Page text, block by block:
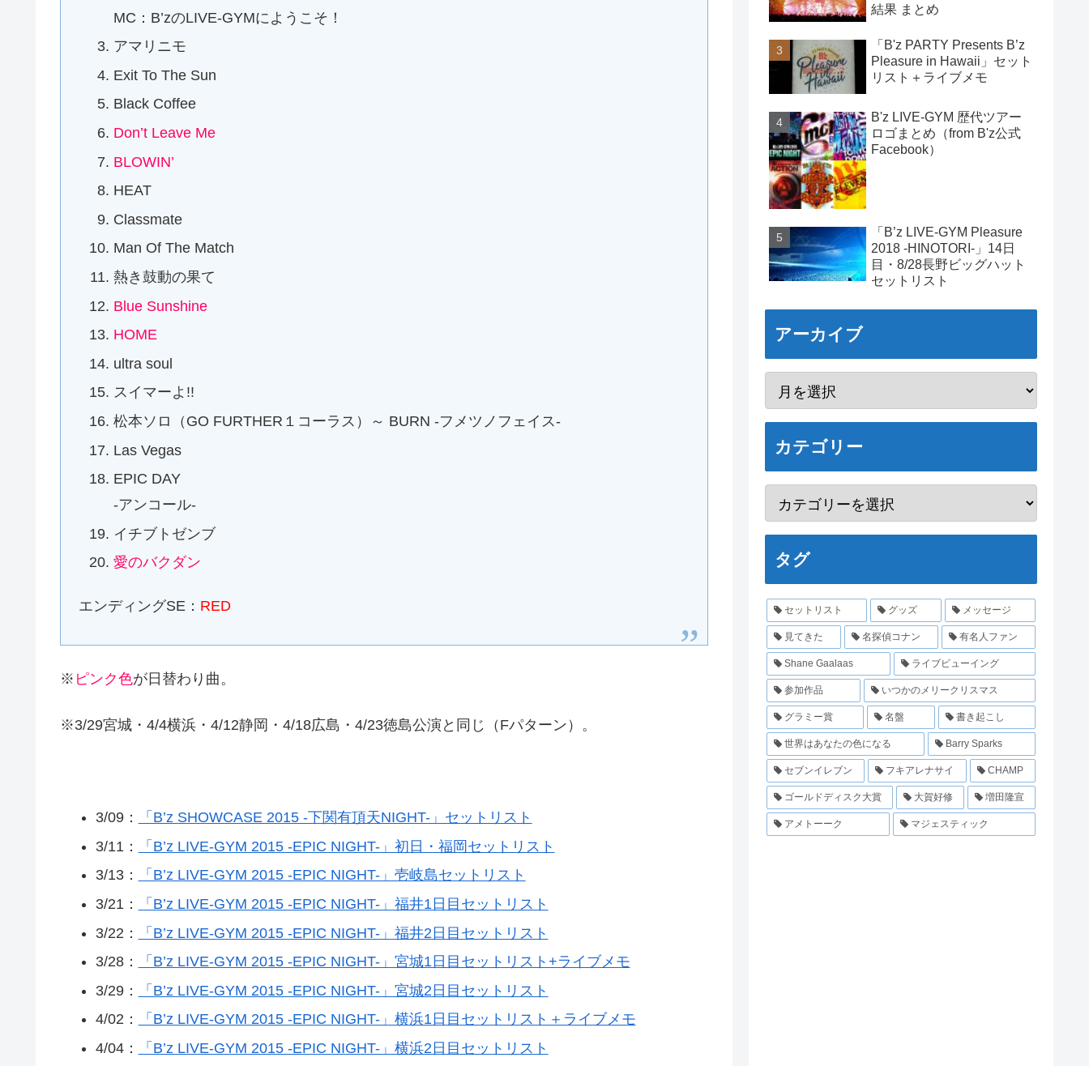
MC：B’zのLIVE-GYMにようこそ！
アマリニモ
Exit To The Sun
Black Coffee
Don’t Leave Me
BLOWIN’
HEAT
Classmate
Man Of The Match
熱き鼓動の果て
Blue Sunshine
HOME
ultra soul
スイマーよ!!
松本ソロ（GO FURTHER１コーラス）～ BURN -フメツノフェイス-
Las Vegas
EPIC DAY
-アンコール-
イチブトゼンブ
愛のバクダン
エンディングSE： RED
※ ピンク色が日替わり曲。
※3/29宮城・4/4横浜・4/12静岡・4/18広島・4/23徳島公演と同じ（Fパターン）。
3/09：
「B’z SHOWCASE 2015 -下関有頂天NIGHT-」セットリスト
3/11：
「B’z LIVE-GYM 2015 -EPIC NIGHT-」初日・福岡セットリスト
3/13：
「B’z LIVE-GYM 2015 -EPIC NIGHT-」壱岐島セットリスト
3/21：
「B’z LIVE-GYM 2015 -EPIC NIGHT-」福井1日目セットリスト
3/22：
「B’z LIVE-GYM 2015 -EPIC NIGHT-」福井2日目セットリスト
3/28：
「B’z LIVE-GYM 2015 -EPIC NIGHT-」宮城1日目セットリスト+ライブメモ
3/29：
「B’z LIVE-GYM 2015 -EPIC NIGHT-」宮城2日目セットリスト
4/02：
「B’z LIVE-GYM 2015 -EPIC NIGHT-」横浜1日目セットリスト＋ライブメモ
4/04：
「B’z LIVE-GYM 2015 -EPIC NIGHT-」横浜2日目セットリスト
結果 まとめ
「B'z PARTY Presents B’z
Pleasure in Hawaii」セット
リスト＋ライブメモ
B'z LIVE-GYM 歴代ツアー
ロゴまとめ（from B'z公式
Facebook）
「B’z LIVE-GYM Pleasure
2018 -HINOTORI-」14日
目・8/28長野ビッグハット
セットリスト
アーカイブ
カテゴリー
タグ
セットリスト グッズ メッセージ
見てきた 名探偵コナン 有名人ファン
Shane Gaalaas ライブビューイング
参加作品 いつかのメリークリスマス
グラミー賞 名盤 書き起こし
世界はあなたの色になる Barry Sparks
セブンイレブン フキアレナサイ CHAMP
ゴールドディスク大賞 大賀好修 増田隆宣
アメトーーク マジェスティック